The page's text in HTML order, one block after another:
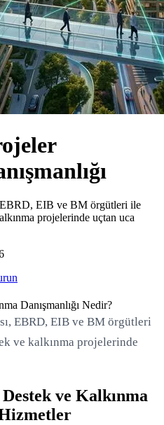
EIB ve BM örgütleri ile
projelerinde uçtan uca
Danışmanlığı Nedir?
EBRD, EIB ve BM örgütleri
ve kalkınma projelerinde
ve Kalkınma